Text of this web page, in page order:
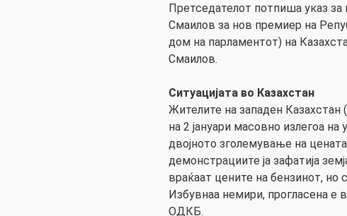
Претседателот потпиша указ
Смаилов за нов премиер на
дом на парламентот) на
Смаилов.
Ситуацијата во Казахстан
Жителите на западен
на 2 јануари масовно излегоа на
двојното зголемување на
демонстрациите ја зафатија
враќаат цените на бензинот, но
Избувнаа немири, прогласена е
ОДКБ.